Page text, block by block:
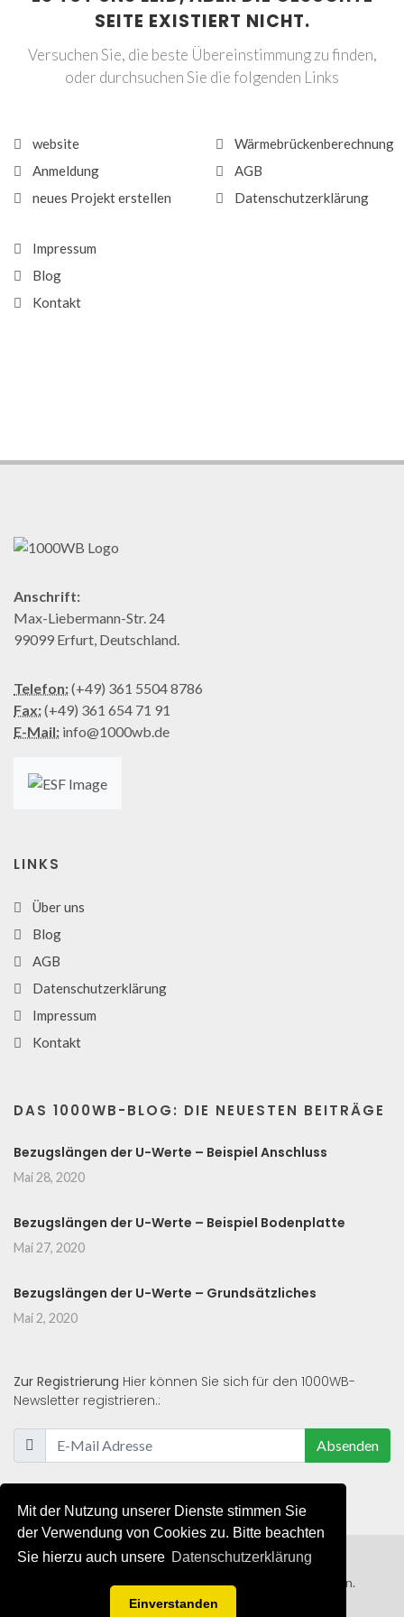
Mit der Nutzung unserer Dienste stimmen Sie
der Verwendung von Cookies zu. Bitte beachten
Sie hierzu auch unsere Datenschutzerklärung
Einverstanden
SEITE EXISTIERT NICHT.
Versuchen Sie, die beste Übereinstimmung zu finden,
oder durchsuchen Sie die folgenden Links
website
Anmeldung
neues Projekt erstellen
Wärmebrückenberechnung
AGB
Datenschutzerklärung
Impressum
Blog
Kontakt
Anschrift:
Max-Liebermann-Str. 24
99099 Erfurt, Deutschland.
Telefon:(+49) 361 5504 8786
Fax:(+49) 361 654 71 91
E-Mail: info@1000wb.de
LINKS
Über uns
Blog
AGB
Datenschutzerklärung
Impressum
Kontakt
DAS 1000WB-BLOG: DIE NEUESTEN BEITRÄGE
Bezugslängen der U-Werte – Beispiel Anschluss
Mai 28, 2020
Bezugslängen der U-Werte – Beispiel Bodenplatte
Mai 27, 2020
Bezugslängen der U-Werte – Grundsätzliches
Mai 2, 2020
Zur Registrierung Hier können Sie sich für den 1000WB-
Newsletter registrieren.:
Absenden
© 2019 - 2021 - Alle Rechte von 1000WB vorbehalten.
AGB/Datenschutzerklärung